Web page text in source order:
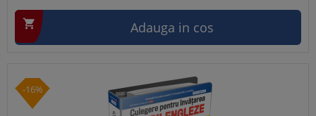
 Adauga in cos
-16%